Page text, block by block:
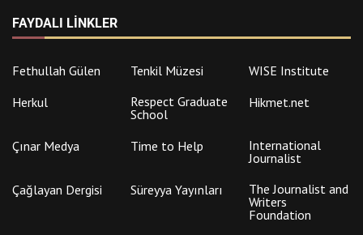
FAYDALI LINKLER
Fethullah Gülen Tenkil Müzesi
WISE Institute
Herkul
Respect Graduate
School
Hikmet.net
Çınar Medya Time to Help
International
Journalist
Çağlayan Dergisi
Süreyya Yayınları
The Journalist and
Writers
Foundation